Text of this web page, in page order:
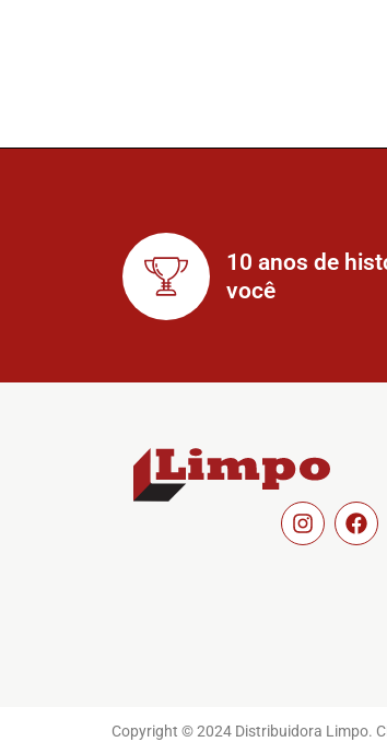
10 anos de
você
Copyright © 2024 Distribuidora Limpo.